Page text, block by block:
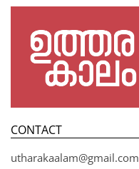
CONTACT
utharakaalam@gmail.com